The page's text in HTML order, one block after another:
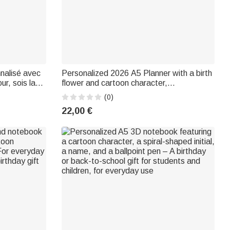
avec
sois la
Personalized 2026 A5 Planner with a birth
flower and cartoon character,
personalized name, and weekly and
monthly planning pages – Birthday gift for
a friend, to be used at the
(0)
22,00 €